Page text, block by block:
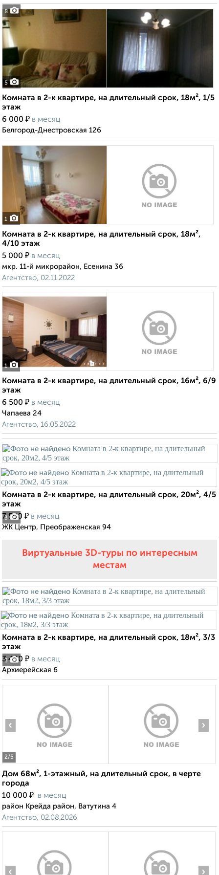
8
5
Комната в 2-к квартире, на длительный срок, 18м², 1/5
этаж
6 000 ₽ в месяц
Белгород-Днестровская 126
1
Комната в 2-к квартире, на длительный срок, 18м²,
4/10 этаж
5 000 ₽ в месяц
мкр. 11-й микрорайон, Есенина 36
Агентство, 02.11.2022
1
Комната в 2-к квартире, на длительный срок, 16м², 6/9
этаж
6 500 ₽ в месяц
Чапаева 24
Агентство, 16.05.2022
3
Комната в 2-к квартире, на длительный срок, 20м², 4/5
этаж
7 500 ₽ в месяц
ЖК Центр, Преображенская 94
Виртуальные 3D-туры по интересным
местам
3
Комната в 2-к квартире, на длительный срок, 18м², 3/3
этаж
3 400 ₽ в месяц
Архиерейская 6
2/5
‹ ›
Дом 68м², 1-этажный, на длительный срок, в черте
города
10 000 ₽ в месяц
район Крейда район, Ватутина 4
Агентство, 02.08.2026
‹ ›